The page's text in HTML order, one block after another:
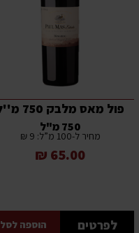
פול מאס מלבק 750 מ''ל
750 מ"ל
מחיר ל-100 מ”ל: 9 ₪
65.00 ₪
לפרטים הוספה לסל